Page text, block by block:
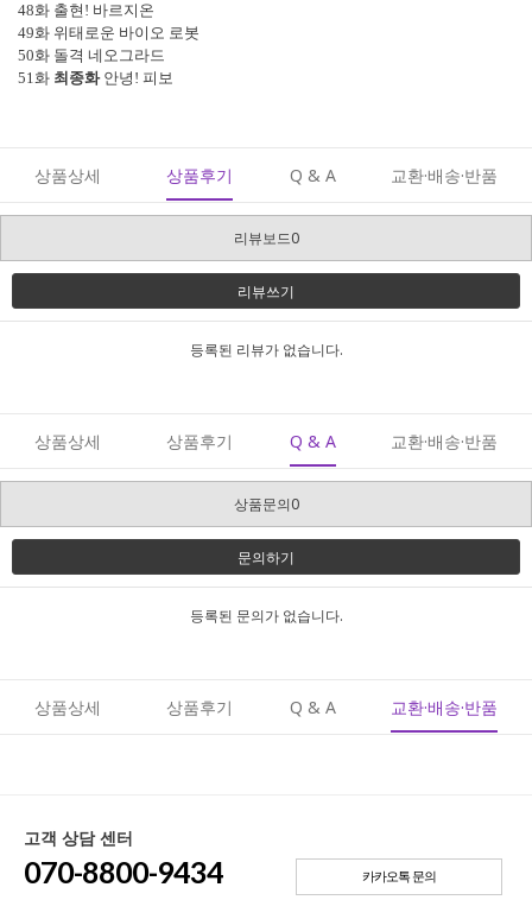
48화 출현 ! 바르지온
49화 위태로운 바이오 로봇
50화 돌격 네오그라드
51화 최종화 안녕 ! 피보
상품상세 상품후기 Q & A 교환·배송·반품
리뷰보드0
리뷰쓰기
등록된 리뷰가 없습니다.
상품상세 상품후기 Q & A 교환·배송·반품
상품문의0
문의하기
등록된 문의가 없습니다.
상품상세 상품후기 Q & A 교환·배송·반품
고객 상담 센터
070-8800-9434 카카오톡 문의